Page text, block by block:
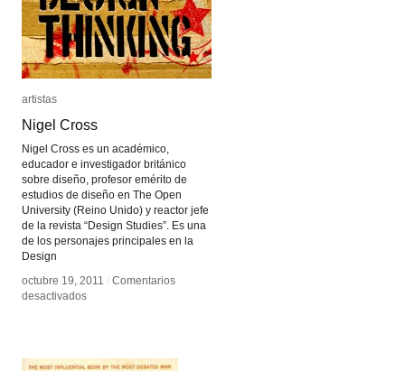
artistas
Nigel Cross
Nigel Cross es un académico,
educador e investigador británico
sobre diseño, profesor emérito de
estudios de diseño en The Open
University (Reino Unido) y reactor jefe
de la revista “Design Studies”. Es una
de los personajes principales en la
Design
octubre 19, 2011 / Comentarios
desactivadosen
artistas
Nigel Cross
octubre 19, 2011 / Comentarios
desactivadosen